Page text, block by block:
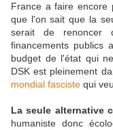
France a faire encore
que l'on sait que la
serait de renoncer
financements publics
budget de l'état qui
DSK est pleinement
mondial fasciste qui
La seule alternative
humaniste donc